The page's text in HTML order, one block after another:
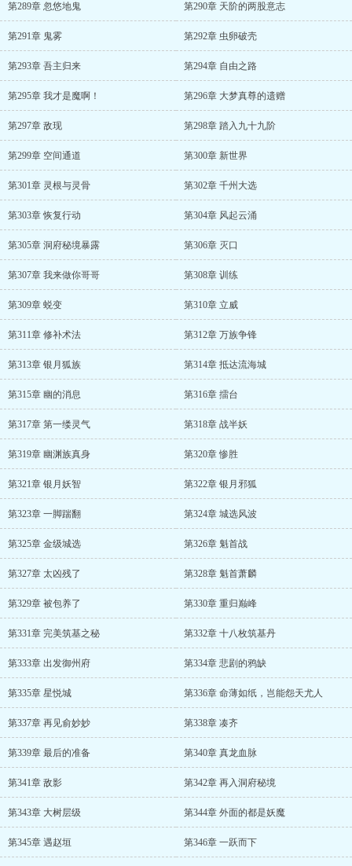
第289章 忽悠地鬼 第290章 天阶的两股意志
第291章 鬼雾 第292章 虫卵破壳
第293章 吾主归来 第294章 自由之路
第295章 我才是魔啊！ 第296章 大梦真尊的遗赠
第297章 敌现 第298章 踏入九十九阶
第299章 空间通道 第300章 新世界
第301章 灵根与灵骨 第302章 千州大选
第303章 恢复行动 第304章 风起云涌
第305章 洞府秘境暴露 第306章 灭口
第307章 我来做你哥哥 第308章 训练
第309章 蜕变 第310章 立威
第311章 修补术法 第312章 万族争锋
第313章 银月狐族 第314章 抵达流海城
第315章 幽的消息 第316章 擂台
第317章 第一缕灵气 第318章 战半妖
第319章 幽渊族真身 第320章 惨胜
第321章 银月妖智 第322章 银月邪狐
第323章 一脚踹翻 第324章 城选风波
第325章 金级城选 第326章 魁首战
第327章 太凶残了 第328章 魁首萧麟
第329章 被包养了 第330章 重归巅峰
第331章 完美筑基之秘 第332章 十八枚筑基丹
第333章 出发御州府 第334章 悲剧的鸦缺
第335章 星悦城 第336章 命薄如纸，岂能怨天尤人
第337章 再见俞妙妙 第338章 凑齐
第339章 最后的准备 第340章 真龙血脉
第341章 敌影 第342章 再入洞府秘境
第343章 大树层级 第344章 外面的都是妖魔
第345章 遇赵垣 第346章 一跃而下